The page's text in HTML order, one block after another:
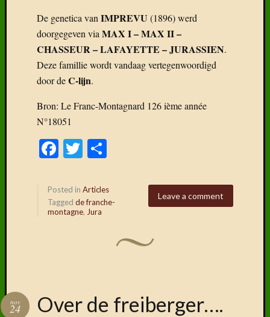
De genetica van IMPREVU (1896) werd
doorgegeven via MAX I – MAX II –
CHASSEUR – LAFAYETTE – JURASSIEN.
Deze famillie wordt vandaag vertegenwoordigd
door deC-lijn.
Bron: Le Franc-Montagnard 126 ième année
N°18051
Facebook
Twitter
Leave a comment
Posted in Articles
Tagged de franche-
montagne, Jura
Over de freiberger….
nov
24